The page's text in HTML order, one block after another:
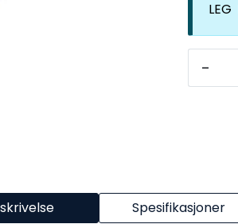
LEG
-
Spesifikasjoner